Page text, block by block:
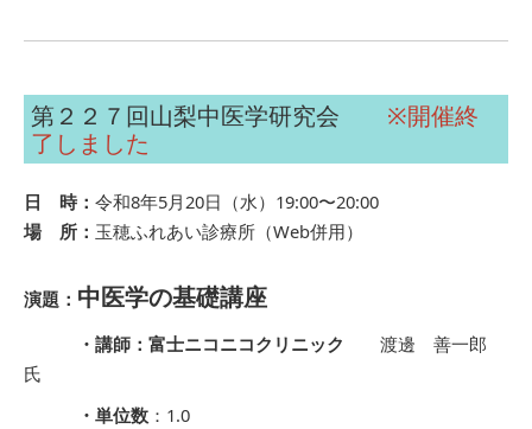
第２２７回山梨中医学研究会 ※開催終
了しました
日 時： 令和8年5月20日（水）19:00〜20:00
場 所： 玉穂ふれあい診療所（Web併用）
演題： 中医学の基礎講座
・講師：富士ニコニコクリニック 渡邊 善一郎
氏
・単位数 ：1.0